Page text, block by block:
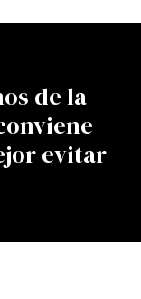
de la
evitar